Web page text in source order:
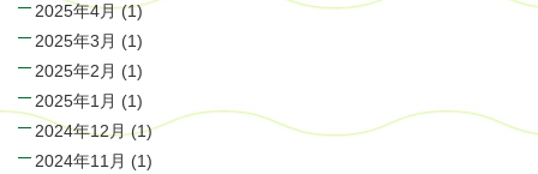
2025年4月(1)
2025年3月 (1)
2025年2月 (1)
2025年1月 (1)
2024年12月(1)
2024年11月 (1)